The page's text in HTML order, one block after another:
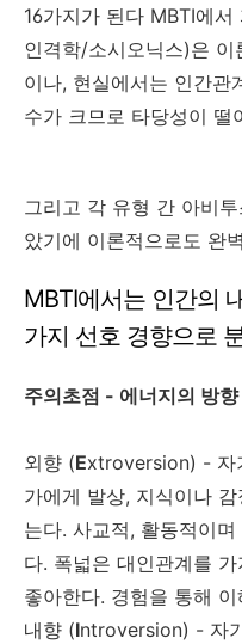
16가지가 된다 MBTI에서
인격학/소시오닉스)은
이나, 현실에서는 인간관
수가 크므로 타당성이 떨
그리고 각 유형 간 아비
았기에 이론적으로도 완
MBTI에서는 인간의
가지 선호 경향으로
주의초점 - 에너지의 방향
외향 (Extroversion) - 자
가에게 발상, 지식이나
는다. 사교적, 활동적이
다. 폭넓은 대인관계를
좋아한다. 경험을 통해 이
내향 (Introversion) - 자